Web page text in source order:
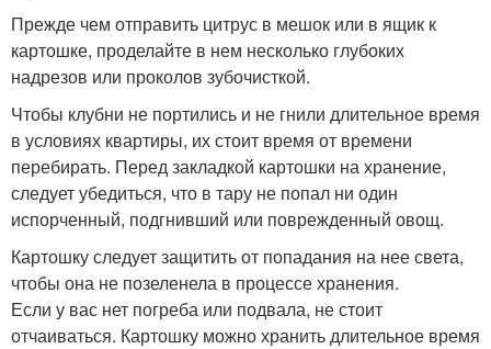
Прежде чем отправить цитрус в мешок или в ящик к
картошке, проделайте в нем несколько глубоких
надрезов или проколов зубочисткой.
Чтобы клубни не портились и не гнили длительное время
в условиях квартиры, их стоит время от времени
перебирать. Перед закладкой картошки на хранение,
следует убедиться, что в тару не попал ни один
испорченный, подгнивший или поврежденный овощ.
Картошку следует защитить от попадания на нее света,
чтобы она не позеленела в процессе хранения.
Если у вас нет погреба или подвала, не стоит
отчаиваться. Картошку можно хранить длительное время